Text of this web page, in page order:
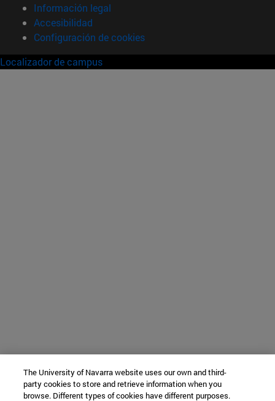
Información legal
Accesibilidad
Configuración de cookies
Localizador de campus
The University of Navarra website uses our own and third-
party cookies to store and retrieve information when you
browse. Different types of cookies have different purposes.